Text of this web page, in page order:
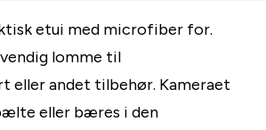
etui med microfiber for.
lomme til
eller andet tilbehør. Kameraet
eller bæres i den